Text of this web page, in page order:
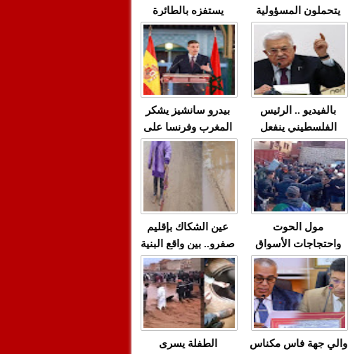
يستفزه بالطائرة
القطرية لكن ترامب
فضحه أمام العالم
بالحجة والدليل
يتحملون المسؤولية
ومآسي العمارات
العشوائية مفتوحة
بيدرو سانشيز يشكر
المغرب وفرنسا على
استعادة الكهرباء عقب
انقطاعه في شبه
الجزيرة الإيبيرية
بالفيديو .. الرئيس
الفلسطيني ينفعل
ويهاجم حماس بألفاظ
قاسية على الهواء
عين الشكاك بإقليم
صفرو.. بين واقع البنية
التحتية المهترئة
والحملات الانتخابية
المبكرة(فيديو)
مول الحوت
واحتجاجات الأسواق
الأسبوعية/الاحتقان
الصامت والتراشق
بـ"الصناديق"/أخنوش
يرد بالصمت المريب
الطفلة يسرى
والي جهة فاس مكناس